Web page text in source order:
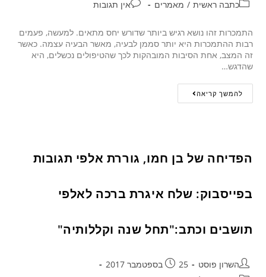
כתבה ראשית / מאמרים אין תגובות
התמכרות זהו נושא רגיש ביותר שדורש יחס מתאים. למעשה, פעמים
רבות ההתמכרות היא יותר סממן לבעיה, מאשר הבעיה עצמה. כאשר
זה המצב, אחת הסיבות המובהקות לכך שהטיפולים נכשלים, היא
שהדגש…
להמשך קריאה
הפדיחה של בן חמו, גוררת אלפי תגובות
בפייסבוק: שלח איגרת ברכה לאלפי
תושבים וכתב:"תחל שנה וקללותיה"
השרון פוסט
25 בספטמבר 2017